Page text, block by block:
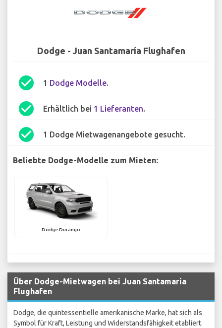
Dodge - Juan Santamaría Flughafen
check_circle 1 Dodge Modelle.
check_circle Erhältlich bei 1 Lieferanten.
check_circle 1 Dodge Mietwagenangebote gesucht.
Beliebte Dodge-Modelle zum Mieten:
Dodge Durango
Über Dodge-Mietwagen bei Juan Santamaría
Flughafen
Dodge, die quintessentielle amerikanische Marke, hat sich als
Symbol für Kraft, Leistung und Widerstandsfähigkeit etabliert.